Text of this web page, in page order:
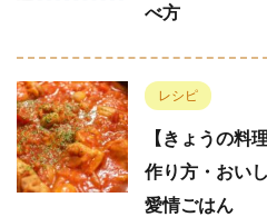
べ方
レシピ
【きょうの料
作り方・おい
愛情ごはん